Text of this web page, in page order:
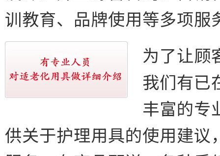
训教育、品牌使用等多项服
为了让顾
我们有已
丰富的专
供关于护理用具的使用建